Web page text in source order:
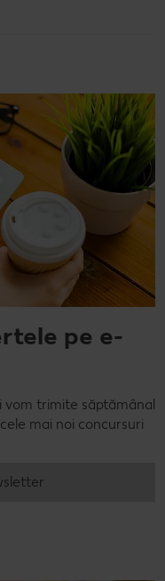
pe e-
vom trimite săptămânal
mai noi concursuri